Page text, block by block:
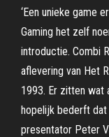
‘Een unieke game
Gaming het zelf
introductie. Combi
aflevering van Het
1993. Er zitten wat
hopelijk bederft dat
presentator Peter